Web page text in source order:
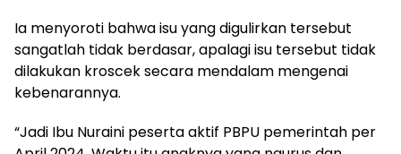
Ia menyoroti bahwa isu yang digulirkan tersebut
sangatlah tidak berdasar, apalagi isu tersebut tidak
dilakukan kroscek secara mendalam mengenai
kebenarannya.
“Jadi Ibu Nuraini peserta aktif PBPU pemerintah per